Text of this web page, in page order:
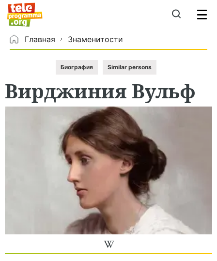
Главная Знаменитости
Биография Similar persons
Вирджиния Вульф